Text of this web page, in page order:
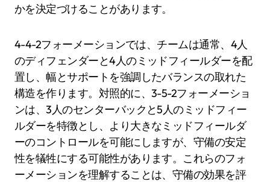
かを決定づけることがあります。
4-4-2フォーメーションでは、チームは通常、4人
のディフェンダーと4人のミッドフィールダーを配
置し、幅とサポートを強調したバランスの取れた
構造を作ります。対照的に、3-5-2フォーメーショ
ンは、3人のセンターバックと5人のミッドフィー
ルダーを特徴とし、より大きなミッドフィールダ
ーのコントロールを可能にしますが、守備の安定
性を犠牲にする可能性があります。これらのフォ
ーメーションを理解することは、守備の効果を評